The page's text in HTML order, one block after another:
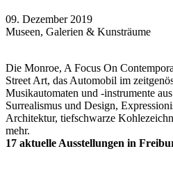
09. Dezember 2019
Museen, Galerien & Kunsträume
Die Monroe, A Focus On
Street Art, das Automobil im
Musikautomaten und -instrumente
Surrealismus und Design,
Architektur, tiefschwarze
mehr.
17 aktuelle Ausstellungen in